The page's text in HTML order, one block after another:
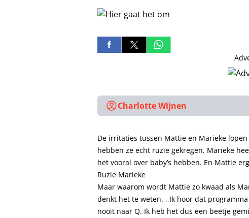
Charlotte Wijnen
De irritaties tussen Mattie en Marieke
hebben ze echt ruzie gekregen. Marieke
het vooral over baby’s hebben. En Mattie
Ruzie Marieke
Maar waarom wordt Mattie zo kwaad als
denkt het te weten. ,,Ik hoor dat
nooit naar Q. Ik heb het dus een beetje